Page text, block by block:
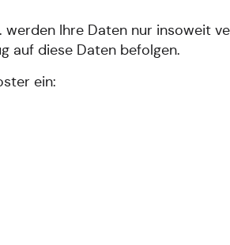
werden Ihre Daten nur insoweit
auf diese Daten befolgen.
ein: